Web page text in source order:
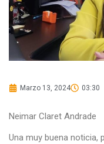
Marzo 13, 2024 03:30
Neimar Claret Andrade
Una muy buena noticia,